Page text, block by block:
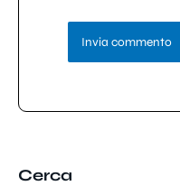
Cerca